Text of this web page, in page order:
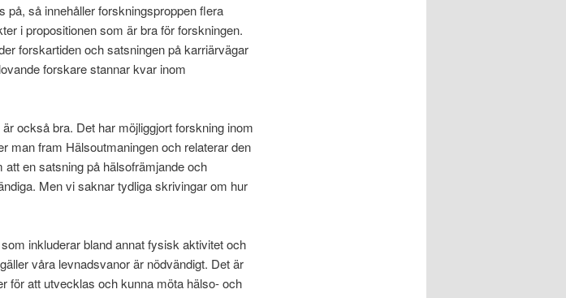
på, så innehåller forskningsproppen flera
i propositionen som är bra för forskningen.
forskartiden och satsningen på karriärvägar
forskare stannar kvar inom
också bra. Det har möjliggjort forskning inom
man fram Hälsoutmaningen och relaterar den
en satsning på hälsofrämjande och
Men vi saknar tydliga skrivingar om hur
inkluderar bland annat fysisk aktivitet och
våra levnadsvanor är nödvändigt. Det är
för att utvecklas och kunna möta hälso- och